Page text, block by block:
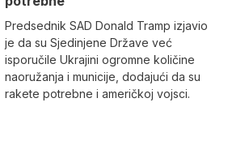
Predsednik SAD Donald Tramp izjavio
je da su Sjedinjene Države već
isporučile Ukrajini ogromne količine
naoružanja i municije, dodajući da su
rakete potrebne i američkoj vojsci.